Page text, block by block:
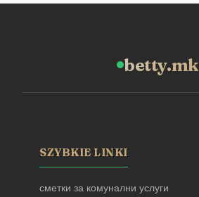
betty.mk
SZYBKIE LINKI
сметки за комунални услуги